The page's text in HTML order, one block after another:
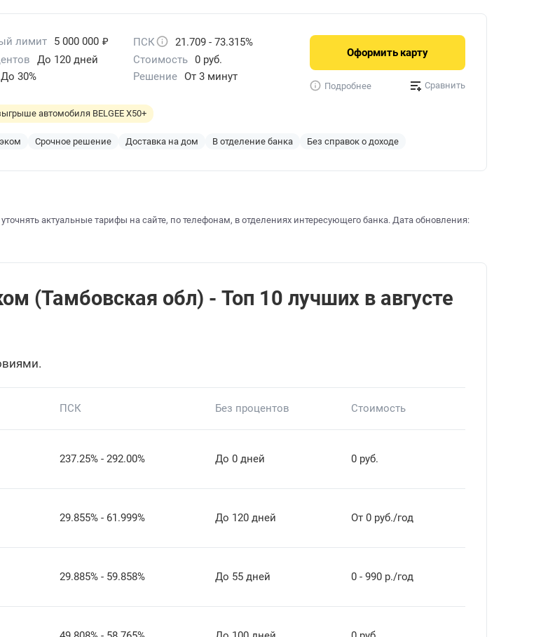
лимит 5 000 000 ₽ ПСК
21.709 - 73.315%
До 120 дней Стоимость 0 руб.
До 30% Решение От 3 минут
автомобиля BELGEE X50+
Срочное решение Доставка на дом В отделение банка Без справок о доходе
Оформить карту
Подробнее Сравнить
актуальные тарифы на сайте, по телефонам, в отделениях интересующего банка. Дата обновления:
(Тамбовская обл) - Топ 10 лучших в августе
ПСК Без процентов Стоимость
237.25% - 292.00% До 0 дней 0 руб.
29.855% - 61.999% До 120 дней От 0 руб./год
29.885% - 59.858% До 55 дней 0 - 990 р./год